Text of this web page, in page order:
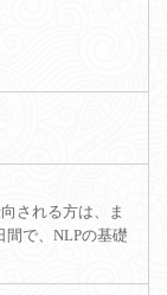
される方は、ま
で、NLPの基礎